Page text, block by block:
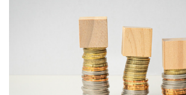
まとめ｜2026年の法人携帯は「
用コスト」が重要な時代に